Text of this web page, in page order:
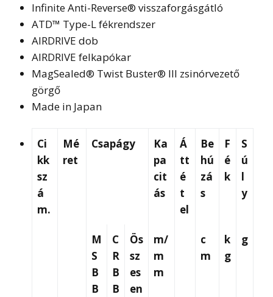
Infinite Anti-Reverse® visszaforgásgátló
ATD™ Type-L fékrendszer
AIRDRIVE dob
AIRDRIVE felkapókar
MagSealed® Twist Buster® III zsinórvezető
görgő
Made in Japan
Ci
kk
sz
á
m.
Mé
ret
Csapágy
Ka
pa
cit
ás
Á
tt
é
t
el
Be
hú
zá
s
F
é
k
S
ú
l
y
M
S
B
B
C
R
B
B
Ös
sz
es
en
m/
m
m
c
m
k
g
g